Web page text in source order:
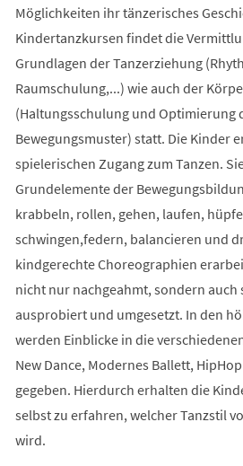
Möglichkeiten ihr tänzerisches
Kindertanzkursen findet die
Grundlagen der Tanzerziehung
Raumschulung,...) wie auch der
(Haltungsschulung und Optimierung
Bewegungsmuster) statt. Die Kinder
spielerischen Zugang zum Tanzen.
Grundelemente der
krabbeln, rollen, gehen, laufen,
schwingen,federn, balancieren und
kindgerechte Choreographien
nicht nur nachgeahmt, sondern
ausprobiert und umgesetzt. In den
werden Einblicke in die
New Dance, Modernes Ballett,
gegeben. Hierdurch erhalten die
selbst zu erfahren, welcher Tanzstil
wird.